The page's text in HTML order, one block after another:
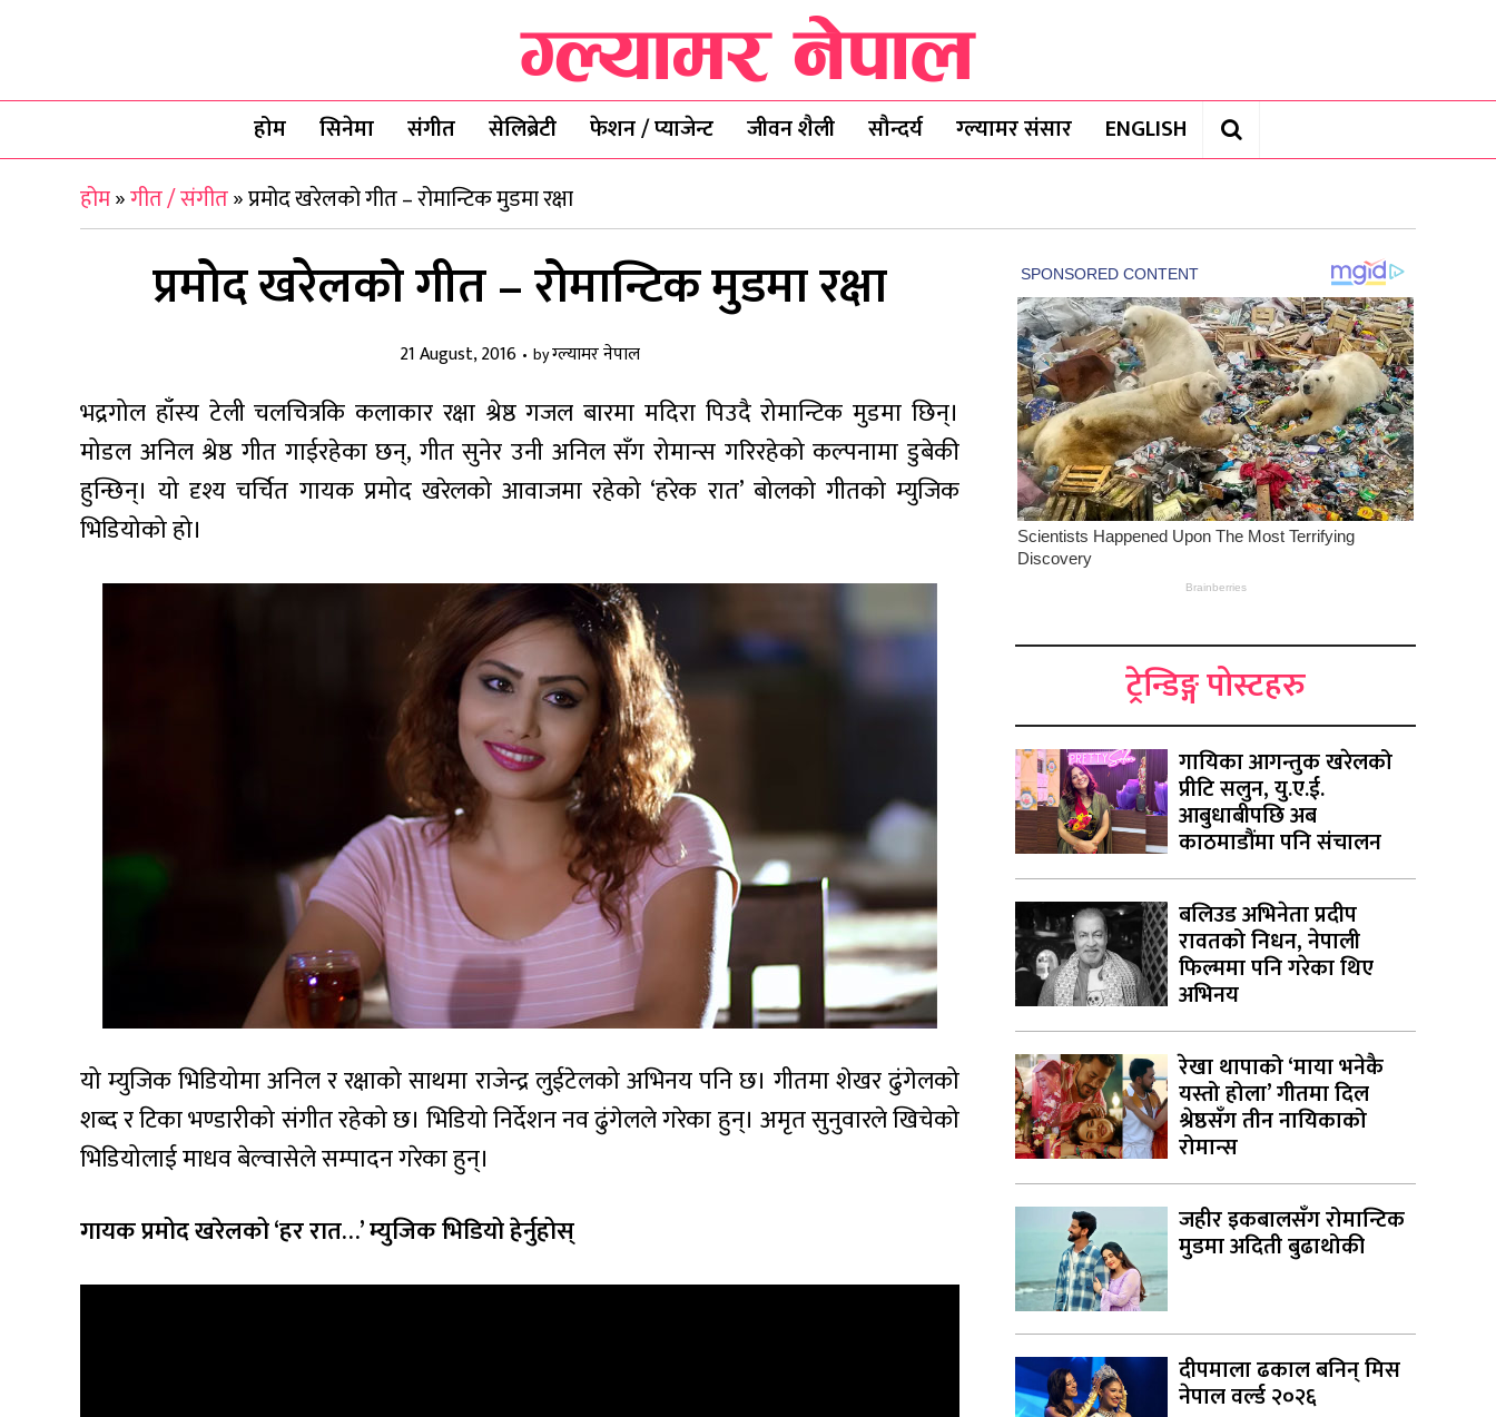
होम सिनेमा संगीत सेलिब्रेटी फेशन / प्याजेन्ट जीवन शैली सौन्दर्य ग्ल्यामर संसार
ENGLISH
होम»गीत / संगीत»प्रमोद खरेलको गीत – रोमान्टिक मुडमा रक्षा
प्रमोद खरेलको गीत – रोमान्टिक मुडमा रक्षा
21 August, 2016 byग्ल्यामर नेपाल
भद्रगोल हाँस्य टेली चलचित्रकि कलाकार रक्षा श्रेष्ठ गजल बारमा मदिरा पिउदै रोमान्टिक मुडमा छिन्।
मोडल अनिल श्रेष्ठ गीत गाईरहेका छन्, गीत सुनेर उनी अनिल सँग रोमान्स गरिरहेको कल्पनामा डुबेकी
हुन्छिन्। यो दृश्य चर्चित गायक प्रमोद खरेलको आवाजमा रहेको ‘हरेक रात’ बोलको गीतको म्युजिक
भिडियोको हो।
यो म्युजिक भिडियोमा अनिल र रक्षाको साथमा राजेन्द्र लुईटेलको अभिनय पनि छ। गीतमा शेखर ढुंगेलको
शब्द र टिका भण्डारीको संगीत रहेको छ। भिडियो निर्देशन नव ढुंगेलले गरेका हुन्। अमृत सुनुवारले खिचेको
भिडियोलाई माधव बेल्वासेले सम्पादन गरेका हुन्।
गायक प्रमोद खरेलको ‘हर रात…’ म्युजिक भिडियो हेर्नुहोस्
ट्रेन्डिङ्ग पोस्टहरु
गायिका आगन्तुक खरेलको
प्रीटि सलुन, यु.ए.ई.
आबुधाबीपछि अब
काठमाडौंमा पनि संचालन
बलिउड अभिनेता प्रदीप
रावतको निधन, नेपाली
फिल्ममा पनि गरेका थिए
अभिनय
रेखा थापाको ‘माया भनेकै
यस्तो होला’ गीतमा दिल
श्रेष्ठसँग तीन नायिकाको
रोमान्स
जहीर इकबालसँग रोमान्टिक
मुडमा अदिती बुढाथोकी
दीपमाला ढकाल बनिन् मिस
नेपाल वर्ल्ड २०२६